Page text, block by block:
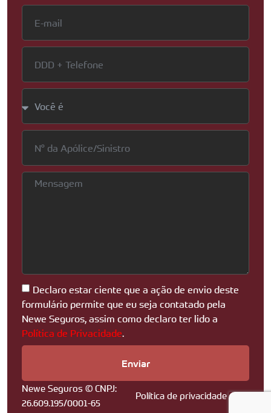
Declaro estar ciente que a ação de envio deste
formulário permite que eu seja contatado pela
Newe Seguros, assim como declaro ter lido a
Política de Privacidade.
Enviar
Newe Seguros © CNPJ:
26.609.195/0001-65
Política de privacidade